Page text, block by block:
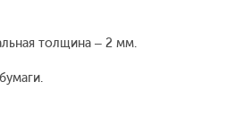
толщина – 2 мм.